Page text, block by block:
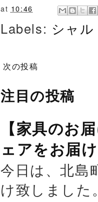
at 10:46
Labels: シャ
次の投稿
注目の投稿
【家具のお
ェアをお届
今日は、北島
け致しまし